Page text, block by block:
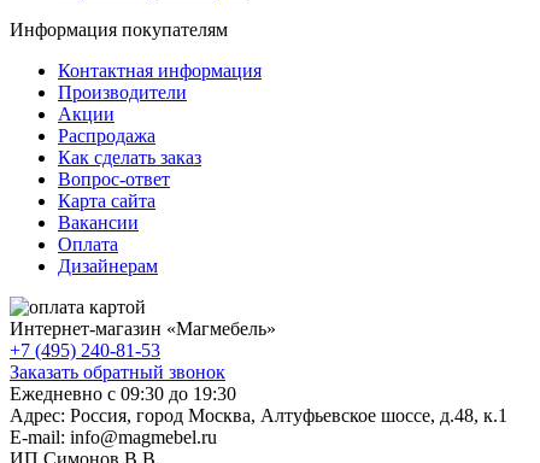
Информация покупателям
Контактная информация
Производители
Акции
Распродажа
Как сделать заказ
Вопрос-ответ
Карта сайта
Вакансии
Оплата
Дизайнерам
Интернет-магазин «Магмебель»
+7 (495) 240-81-53
Заказать обратный звонок
Ежедневно с 09:30 до 19:30
Адрес: Россия, город Москва, Алтуфьевское шоссе, д.48, к.1
E-mail: info@magmebel.ru
ИП Симонов В.В.